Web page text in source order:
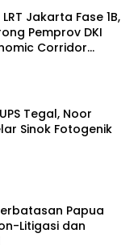
Jakarta Fase 1B,
Pemprov DKI
Corridor
Tegal, Noor
Sinok Fotogenik
Papua
Litigasi dan